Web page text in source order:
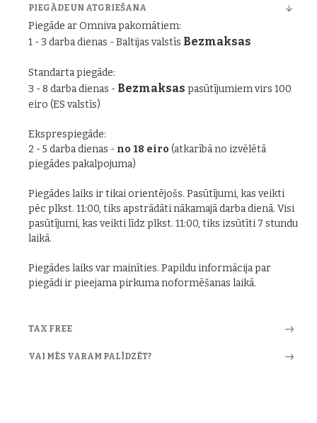
PIEGĀDE UN ATGRIEŠANA
Piegāde ar Omniva pakomātiem:
1 - 3 darba dienas - Baltijas valstīs Bezmaksas
Standarta piegāde:
3 - 8 darba dienas - Bezmaksas pasūtījumiem virs 100
eiro (ES valstīs)
Eksprespiegāde:
2 - 5 darba dienas - no 18 eiro (atkarībā no izvēlētā
piegādes pakalpojuma)
Piegādes laiks ir tikai orientējošs. Pasūtījumi, kas veikti
pēc plkst. 11:00, tiks apstrādāti nākamajā darba dienā. Visi
pasūtījumi, kas veikti līdz plkst. 11:00, tiks izsūtīti 7 stundu
laikā.
Piegādes laiks var mainīties. Papildu informācija par
piegādi ir pieejama pirkuma noformēšanas laikā.
TAX FREE
VAI MĒS VARAM PALĪDZĒT?